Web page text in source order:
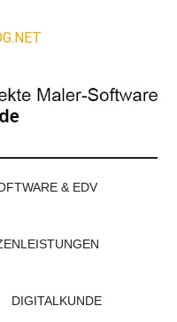
& EDV
DIGITALKUNDE